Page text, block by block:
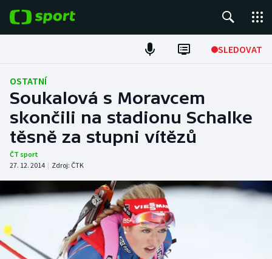
SLEDOVAT
Fotbal
Hokej
Tenis
Atletika
Cyklistika
DALŠÍ SPORTY
Americký fotbal
NEPŘEHLÉDNĚTE
OSTATNÍ
Soukalová s Moravcem
skončili na stadionu Schalke
těsně za stupni vítězů
ČT sport
27. 12. 2014 | Zdroj: ČTK